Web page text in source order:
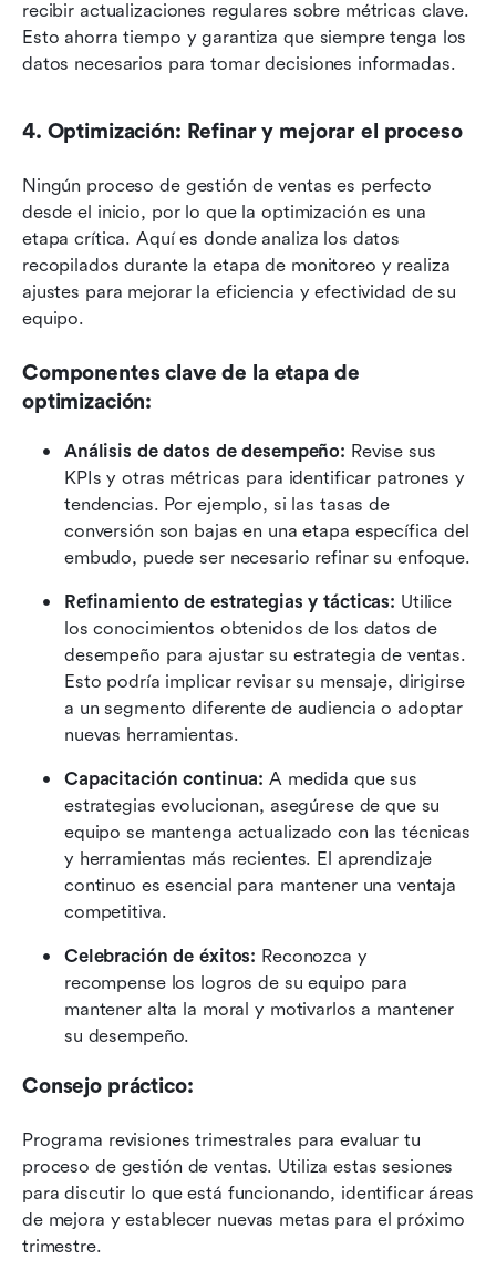
recibir actualizaciones regulares sobre métricas clave.
Esto ahorra tiempo y garantiza que siempre tenga los
datos necesarios para tomar decisiones informadas.
4. Optimización: Refinar y mejorar el proceso
Ningún proceso de gestión de ventas es perfecto
desde el inicio, por lo que la optimización es una
etapa crítica. Aquí es donde analiza los datos
recopilados durante la etapa de monitoreo y realiza
ajustes para mejorar la eficiencia y efectividad de su
equipo.
Componentes clave de la etapa de
optimización:
Análisis de datos de desempeño: Revise sus
KPIs y otras métricas para identificar patrones y
tendencias. Por ejemplo, si las tasas de
conversión son bajas en una etapa específica del
embudo, puede ser necesario refinar su enfoque.
Refinamiento de estrategias y tácticas: Utilice
los conocimientos obtenidos de los datos de
desempeño para ajustar su estrategia de ventas.
Esto podría implicar revisar su mensaje, dirigirse
a un segmento diferente de audiencia o adoptar
nuevas herramientas.
Capacitación continua: A medida que sus
estrategias evolucionan, asegúrese de que su
equipo se mantenga actualizado con las técnicas
y herramientas más recientes. El aprendizaje
continuo es esencial para mantener una ventaja
competitiva.
Celebración de éxitos: Reconozca y
recompense los logros de su equipo para
mantener alta la moral y motivarlos a mantener
su desempeño.
Consejo práctico:
Programa revisiones trimestrales para evaluar tu
proceso de gestión de ventas. Utiliza estas sesiones
para discutir lo que está funcionando, identificar áreas
de mejora y establecer nuevas metas para el próximo
trimestre.